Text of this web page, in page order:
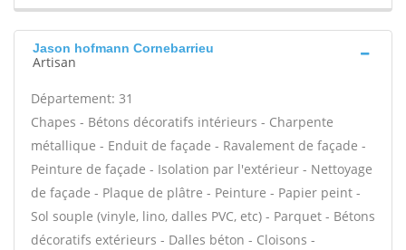
Jason hofmann Cornebarrieu
Artisan
Département: 31
Chapes - Bétons décoratifs intérieurs - Charpente
métallique - Enduit de façade - Ravalement de façade -
Peinture de façade - Isolation par l'extérieur - Nettoyage
de façade - Plaque de plâtre - Peinture - Papier peint -
Sol souple (vinyle, lino, dalles PVC, etc) - Parquet - Bétons
décoratifs extérieurs - Dalles béton - Cloisons -